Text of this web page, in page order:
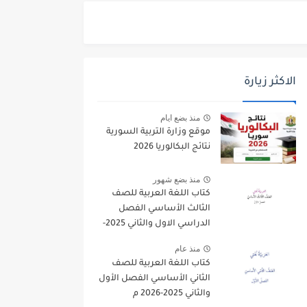
الاكثر زيارة
منذ بضع ايام
موقع وزارة التربية السورية
نتائج البكالوريا 2026
منذ بضع شهور
كتاب اللغة العربية للصف
الثالث الأساسي الفصل
الدراسي الاول والثاني 2025-
منذ عام
كتاب اللغة العربية للصف
الثاني الأساسي الفصل الأول
والثاني 2025-2026 م